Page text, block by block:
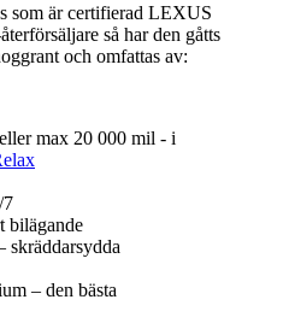
som är certifierad LEXUS
så har den gåtts
och omfattas av:
max 20 000 mil - i
7
bilägande
skräddarsydda
– den bästa